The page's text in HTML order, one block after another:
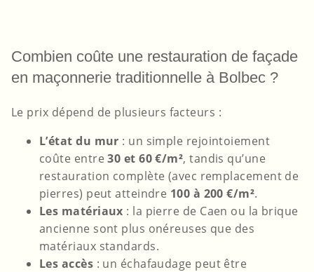
Combien coûte une restauration de façade
en maçonnerie traditionnelle à Bolbec ?
Le prix dépend de plusieurs facteurs :
L’état du mur : un simple rejointoiement
coûte entre30 et 60 €/m², tandis qu’une
restauration complète (avec remplacement de
pierres) peut atteindre 100 à 200 €/m².
Les matériaux : la pierre de Caen ou la brique
ancienne sont plus onéreuses que des
matériaux standards.
Les accès : un échafaudage peut être